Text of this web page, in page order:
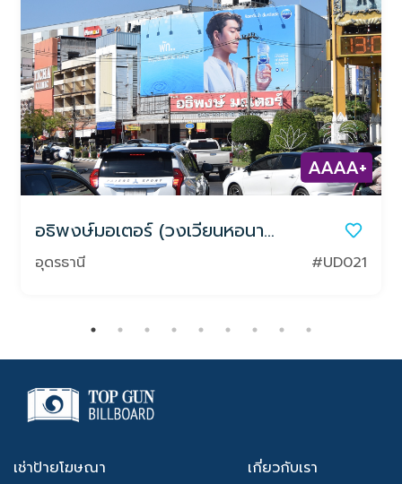
AAAA+
อธิพงษ์มอเตอร์ (วงเวียนหอนาฬิกา)
อุดรธานี #UD021
เช่าป้ายโฆษณา เกี่ยวกับเรา